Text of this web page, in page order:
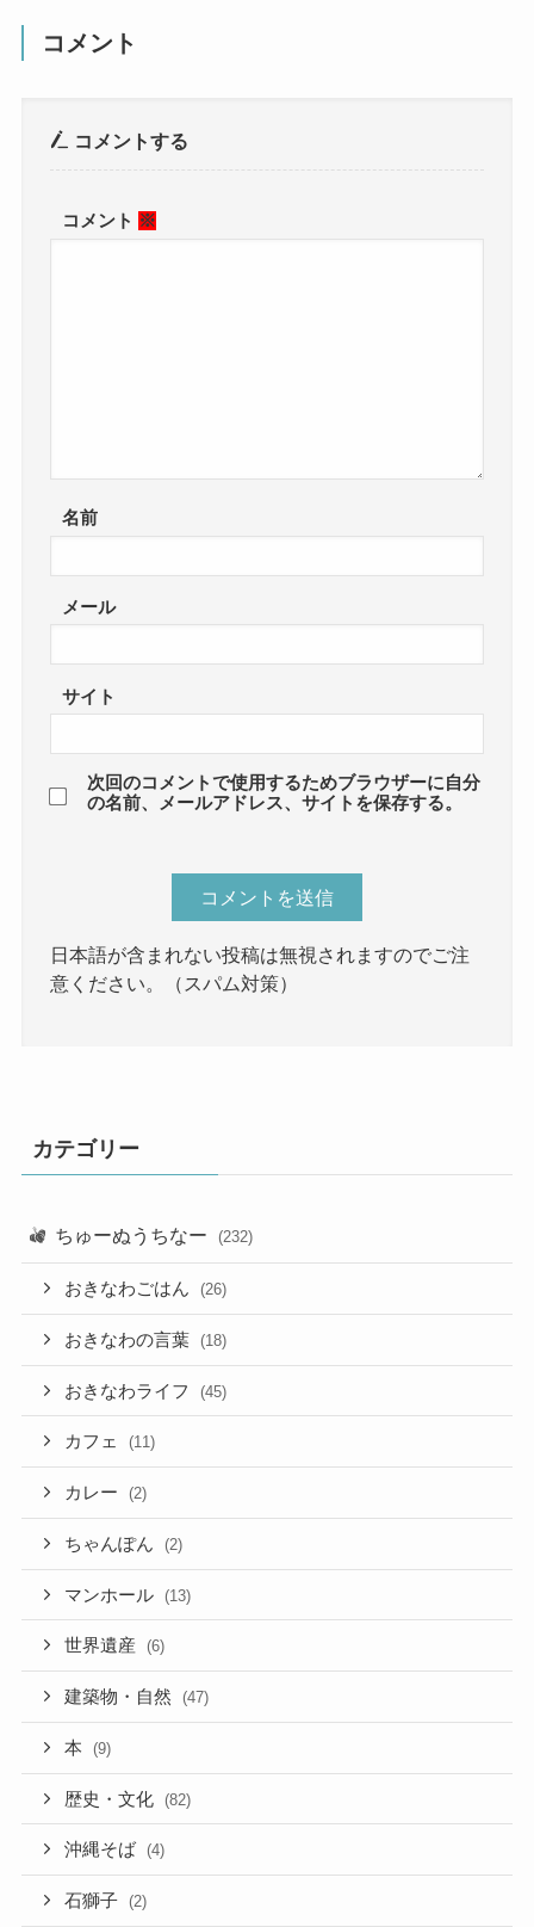
コメント
コメントする
コメント ※
名前
メール
サイト
次回のコメントで使用するためブラウザーに自分
の名前、メールアドレス、サイトを保存する。
日本語が含まれない投稿は無視されますのでご注
意ください。（スパム対策）
カテゴリー
ちゅーぬうちなー (232)
おきなわごはん (26)
おきなわの言葉 (18)
おきなわライフ (45)
カフェ (11)
カレー (2)
ちゃんぽん (2)
マンホール (13)
世界遺産 (6)
建築物・自然 (47)
本 (9)
歴史・文化 (82)
沖縄そば (4)
石獅子 (2)